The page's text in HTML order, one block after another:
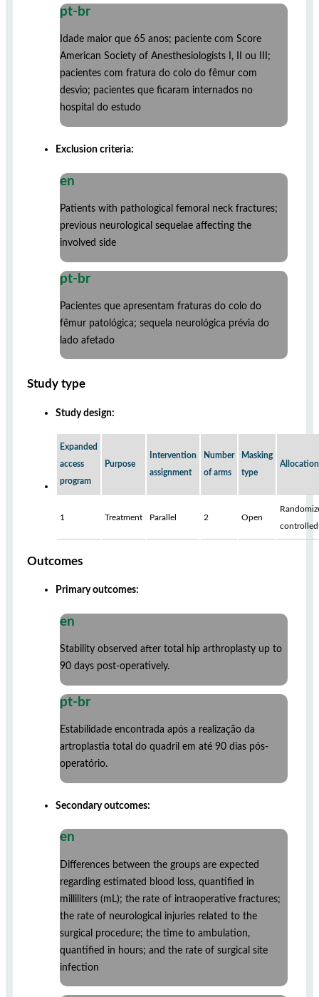
pt-br
Idade maior que 65 anos; paciente com Score
American Society of Anesthesiologists I, II ou III;
pacientes com fratura do colo do fêmur com
desvio; pacientes que ficaram internados no
hospital do estudo
Exclusion criteria:
en
Patients with pathological femoral neck fractures;
previous neurological sequelae affecting the
involved side
pt-br
Pacientes que apresentam fraturas do colo do
fêmur patológica; sequela neurológica prévia do
lado afetado
Study type
Study design:
Expanded
access
program
Purpose
Intervention
assignment
Number
of arms
Masking
type
Allocation
1 Treatment Parallel 2 Open
controlled
Outcomes
Primary outcomes:
en
Stability observed after total hip arthroplasty up to
90 days post-operatively.
pt-br
Estabilidade encontrada após a realização da
artroplastia total do quadril em até 90 dias pós-
operatório.
Secondary outcomes:
en
Differences between the groups are expected
regarding estimated blood loss, quantified in
milliliters (mL); the rate of intraoperative fractures;
the rate of neurological injuries related to the
surgical procedure; the time to ambulation,
quantified in hours; and the rate of surgical site
infection